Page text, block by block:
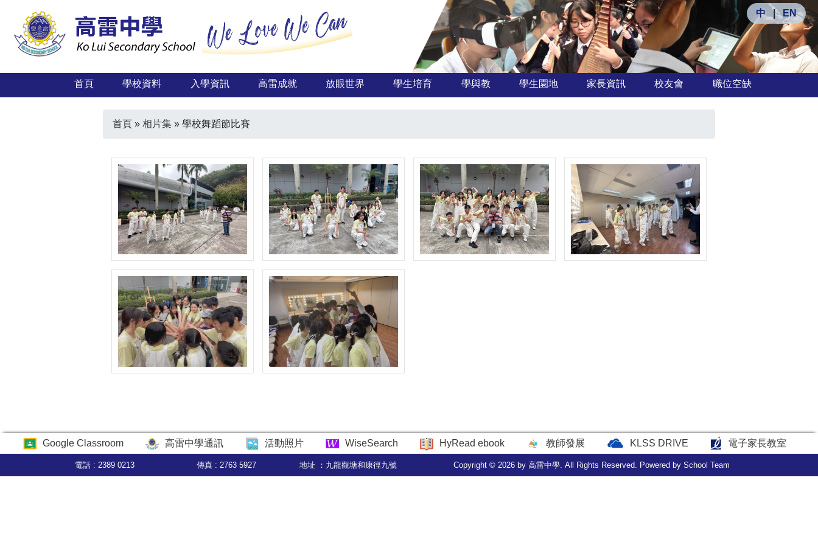
中 | EN
首頁 學校資料 入學資訊 高雷成就 放眼世界 學生培育 學與教 學生園地 家長資訊 校友會 職位空缺
首頁 »相片集 »學校舞蹈節比賽
Google Classroom 高雷中學通訊 活動照片 WiseSearch HyRead ebook 教師發展 KLSS DRIVE 電子家長教室
電話 : 2389 0213 傳真 : 2763 5927 地址 ：九龍觀塘和康徑九號 Copyright © 2026 by 高雷中學. All Rights Reserved. Powered by School Team